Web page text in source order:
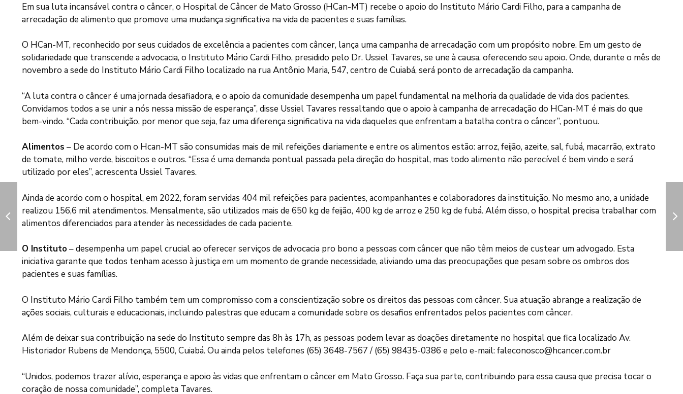
Em sua luta incansável contra o câncer, o Hospital de Câncer de Mato Grosso (HCan-MT) recebe o apoio do Instituto Mário Cardi Filho, para a campanha de
arrecadação de alimento que promove uma mudança significativa na vida de pacientes e suas famílias.
O HCan-MT, reconhecido por seus cuidados de excelência a pacientes com câncer, lança uma campanha de arrecadação com um propósito nobre. Em um gesto de
solidariedade que transcende a advocacia, o Instituto Mário Cardi Filho, presidido pelo Dr. Ussiel Tavares, se une à causa, oferecendo seu apoio. Onde, durante o mês de
novembro a sede do Instituto Mário Cardi Filho localizado na rua Antônio Maria, 547, centro de Cuiabá, será ponto de arrecadação da campanha.
“A luta contra o câncer é uma jornada desafiadora, e o apoio da comunidade desempenha um papel fundamental na melhoria da qualidade de vida dos pacientes.
Convidamos todos a se unir a nós nessa missão de esperança”, disse Ussiel Tavares ressaltando que o apoio à campanha de arrecadação do HCan-MT é mais do que
bem-vindo. “Cada contribuição, por menor que seja, faz uma diferença significativa na vida daqueles que enfrentam a batalha contra o câncer”, pontuou.
Alimentos – De acordo com o Hcan-MT são consumidas mais de mil refeições diariamente e entre os alimentos estão: arroz, feijão, azeite, sal, fubá, macarrão, extrato
de tomate, milho verde, biscoitos e outros. “Essa é uma demanda pontual passada pela direção do hospital, mas todo alimento não perecível é bem vindo e será
utilizado por eles”, acrescenta Ussiel Tavares.
Ainda de acordo com o hospital, em 2022, foram servidas 404 mil refeições para pacientes, acompanhantes e colaboradores da instituição. No mesmo ano, a unidade
realizou 156,6 mil atendimentos. Mensalmente, são utilizados mais de 650 kg de feijão, 400 kg de arroz e 250 kg de fubá. Além disso, o hospital precisa trabalhar com
alimentos diferenciados para atender às necessidades de cada paciente.
O Instituto– desempenha um papel crucial ao oferecer serviços de advocacia pro bono a pessoas com câncer que não têm meios de custear um advogado. Esta
iniciativa garante que todos tenham acesso à justiça em um momento de grande necessidade, aliviando uma das preocupações que pesam sobre os ombros dos
pacientes e suas famílias.
O Instituto Mário Cardi Filho também tem um compromisso com a conscientização sobre os direitos das pessoas com câncer. Sua atuação abrange a realização de
ações sociais, culturais e educacionais, incluindo palestras que educam a comunidade sobre os desafios enfrentados pelos pacientes com câncer.
Além de deixar sua contribuição na sede do Instituto sempre das 8h às 17h, as pessoas podem levar as doações diretamente no hospital que fica localizado Av.
Historiador Rubens de Mendonça, 5500, Cuiabá. Ou ainda pelos telefones (65) 3648-7567 / (65) 98435-0386 e pelo e-mail:faleconosco@hcancer.com.br
“Unidos, podemos trazer alívio, esperança e apoio às vidas que enfrentam o câncer em Mato Grosso. Faça sua parte, contribuindo para essa causa que precisa tocar o
coração de nossa comunidade”, completa Tavares.